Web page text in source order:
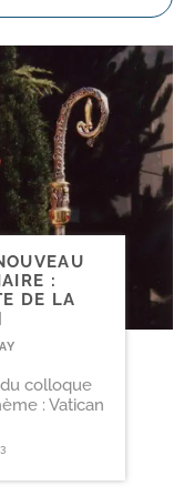
:
DE LA
colloque
: Vatican